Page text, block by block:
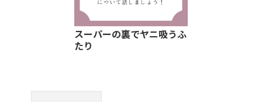
スーパーの裏でヤニ吸うふ
たり